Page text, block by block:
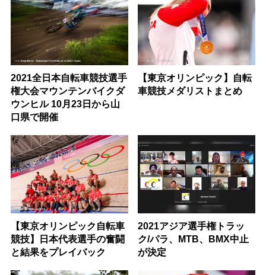
2021全日本自転車競技選手
権大会マウンテンバイクダ
ウンヒル 10月23日から山
口県で開催
【東京オリンピック】自転
車競技メダリストまとめ
【東京オリンピック自転車
競技】日本代表選手の奮闘
と結果をプレイバック
2021アジア選手権トラッ
ク/パラ、MTB、BMX中止
が決定